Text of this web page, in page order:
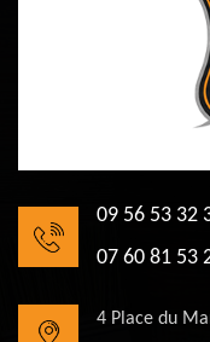
09 56 53 32
07 60 81 53
4 Place du